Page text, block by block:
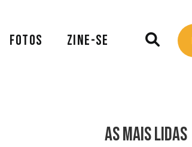
FOTOS ZINE-SE
AS MAIS LIDAS